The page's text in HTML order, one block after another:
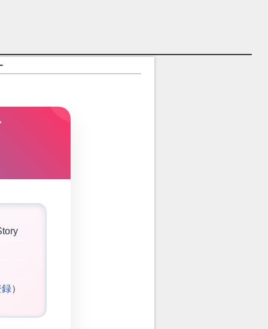
）